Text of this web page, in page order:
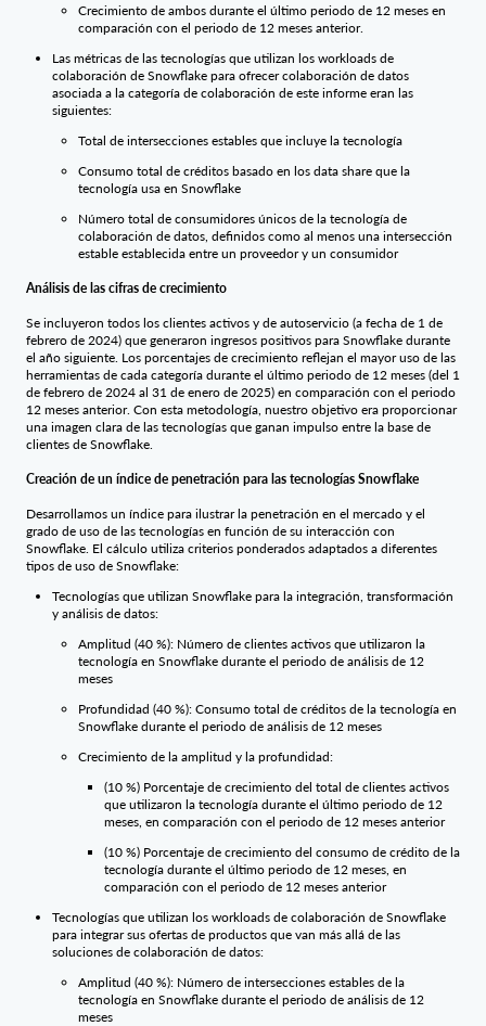
Crecimiento de ambos durante el último periodo de 12 meses en
comparación con el periodo de 12 meses anterior.
Las métricas de las tecnologías que utilizan los workloads de
colaboración de Snowflake para ofrecer colaboración de datos
asociada a la categoría de colaboración de este informe eran las
siguientes:
Total de intersecciones estables que incluye la tecnología
Consumo total de créditos basado en los data share que la
tecnología usa en Snowflake
Número total de consumidores únicos de la tecnología de
colaboración de datos, definidos como al menos una intersección
estable establecida entre un proveedor y un consumidor
Análisis de las cifras de crecimiento
Se incluyeron todos los clientes activos y de autoservicio (a fecha de 1 de
febrero de 2024) que generaron ingresos positivos para Snowflake durante
el año siguiente. Los porcentajes de crecimiento reflejan el mayor uso de las
herramientas de cada categoría durante el último periodo de 12 meses (del 1
de febrero de 2024 al 31 de enero de 2025) en comparación con el periodo
12 meses anterior. Con esta metodología, nuestro objetivo era proporcionar
una imagen clara de las tecnologías que ganan impulso entre la base de
clientes de Snowflake.
Creación de un índice de penetración para las tecnologías Snowflake
Desarrollamos un índice para ilustrar la penetración en el mercado y el
grado de uso de las tecnologías en función de su interacción con
Snowflake. El cálculo utiliza criterios ponderados adaptados a diferentes
tipos de uso de Snowflake:
Tecnologías que utilizan Snowflake para la integración, transformación
y análisis de datos:
Amplitud (40 %): Número de clientes activos que utilizaron la
tecnología en Snowflake durante el periodo de análisis de 12
meses
Profundidad (40 %): Consumo total de créditos de la tecnología en
Snowflake durante el periodo de análisis de 12 meses
Crecimiento de la amplitud y la profundidad:
(10 %) Porcentaje de crecimiento del total de clientes activos
que utilizaron la tecnología durante el último periodo de 12
meses, en comparación con el periodo de 12 meses anterior
(10 %) Porcentaje de crecimiento del consumo de crédito de la
tecnología durante el último periodo de 12 meses, en
comparación con el periodo de 12 meses anterior
Tecnologías que utilizan los workloads de colaboración de Snowflake
para integrar sus ofertas de productos que van más allá de las
soluciones de colaboración de datos:
Amplitud (40 %): Número de intersecciones estables de la
tecnología en Snowflake durante el periodo de análisis de 12
meses